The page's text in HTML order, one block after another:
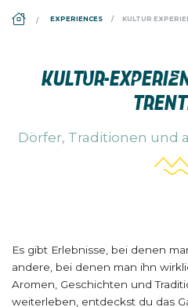
DS_BREADCRUMB.HOME
EXPERIENCES KULTUR
KULTUR-
Dörfer, Traditionen und
Es gibt Erlebnisse, bei denen
andere, bei denen man ihn
Aromen, Geschichten und
weiterleben, entdeckst du das